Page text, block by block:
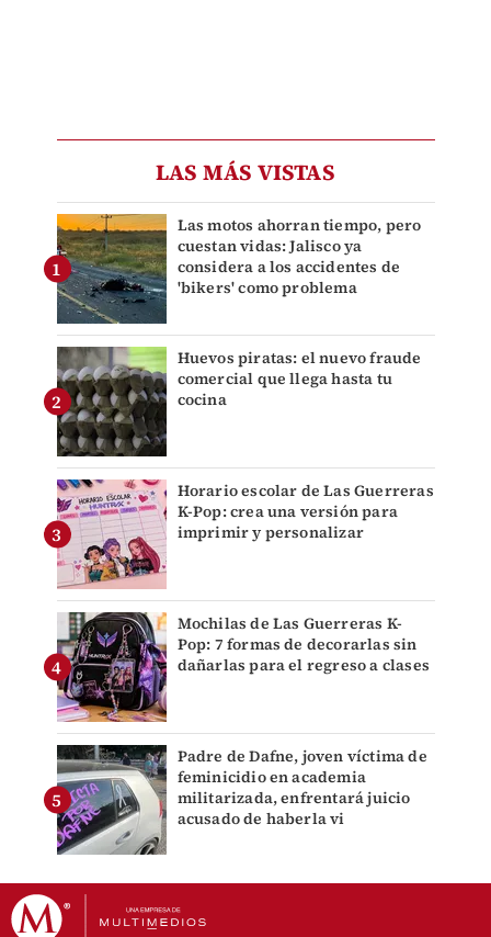
LAS MÁS VISTAS
Las motos ahorran tiempo, pero
cuestan vidas: Jalisco ya
considera a los accidentes de
'bikers' como problema
Huevos piratas: el nuevo fraude
comercial que llega hasta tu
cocina
Horario escolar de Las Guerreras
K-Pop: crea una versión para
imprimir y personalizar
Mochilas de Las Guerreras K-
Pop: 7 formas de decorarlas sin
dañarlas para el regreso a clases
Padre de Dafne, joven víctima de
feminicidio en academia
militarizada, enfrentará juicio
acusado de haberla vi